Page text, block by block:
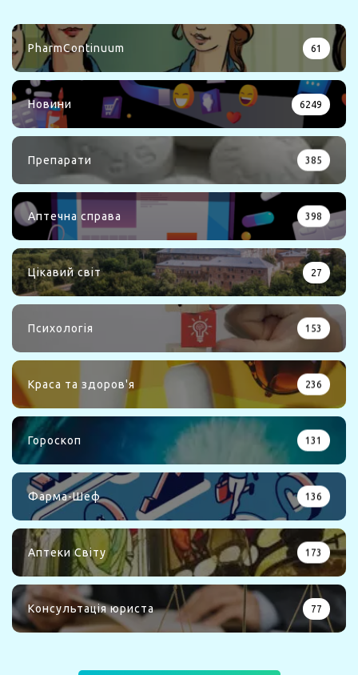
PharmContinuum 61
Новини 6249
Препарати 385
Аптечна справа 398
Цікавий світ 27
Психологія 153
Краса та здоров'я 236
Гороскоп 131
Фарма-Шеф 136
Аптеки Світу 173
Консультація юриста 77